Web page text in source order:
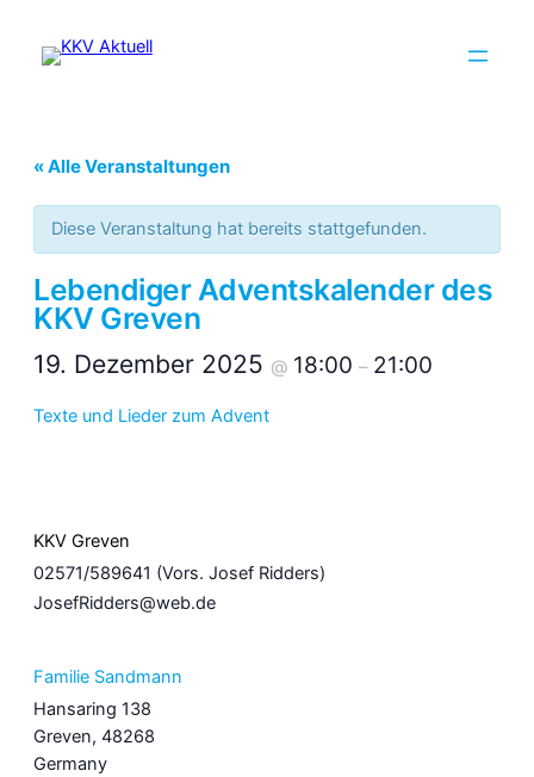
« Alle Veranstaltungen
Diese Veranstaltung hat bereits stattgefunden.
Lebendiger Adventskalender des
KKV Greven
19. Dezember 2025 @ 18:00 – 21:00
Texte und Lieder zum Advent
KKV Greven
02571/589641 (Vors. Josef Ridders)
JosefRidders@web.de
Familie Sandmann
Hansaring 138
Greven, 48268
Germany